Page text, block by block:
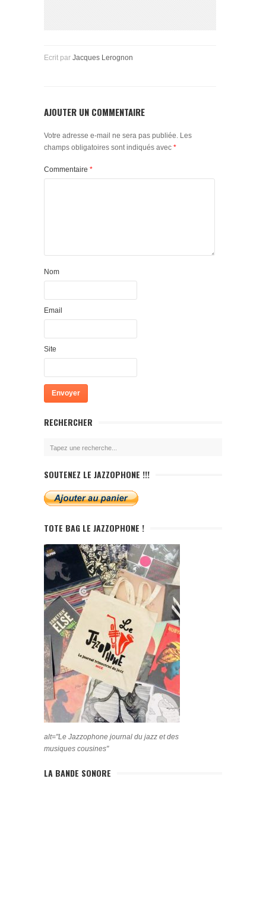
Ecrit par Jacques Lerognon
AJOUTER UN COMMENTAIRE
Votre adresse e-mail ne sera pas publiée. Les
champs obligatoires sont indiqués avec *
Commentaire *
Nom
Email
Site
RECHERCHER
SOUTENEZ LE JAZZOPHONE !!!
TOTE BAG LE JAZZOPHONE !
alt="Le Jazzophone journal du jazz et des
musiques cousines"
LA BANDE SONORE